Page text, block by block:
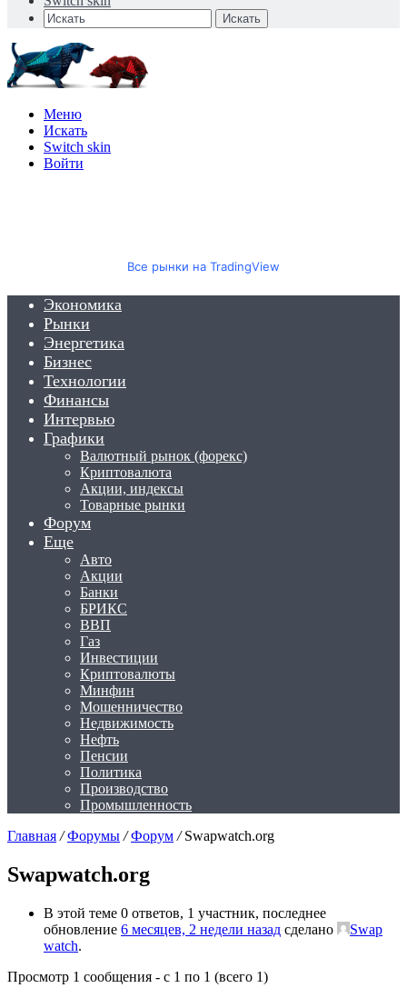
Искать
Меню
Искать
Switch skin
Войти
Все рынки на TradingView
Экономика
Рынки
Энергетика
Бизнес
Технологии
Финансы
Интервью
Графики
Валютный рынок (форекс)
Криптовалюта
Акции, индексы
Товарные рынки
Форум
Еще
Авто
Акции
Банки
БРИКС
ВВП
Газ
Инвестиции
Криптовалюты
Минфин
Мошенничество
Недвижимость
Нефть
Пенсии
Политика
Производство
Промышленность
Главная / Форумы / Форум / Swapwatch.org
Swapwatch.org
В этой теме 0 ответов, 1 участник, последнее
обновление 6 месяцев, 2 недели назад сделано
Swap
watch.
Просмотр 1 сообщения - с 1 по 1 (всего 1)